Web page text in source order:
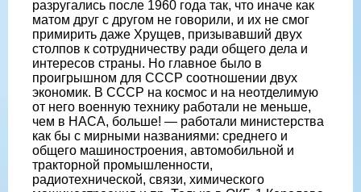
разругались после 1960 года так, что иначе как
матом друг с другом не говорили, и их не смог
примирить даже Хрущев, призывавший двух
столпов к сотрудничеству ради общего дела и
интересов страны. Но главное было в
проигрышном для СССР соотношении двух
экономик. В СССР на космос и на неотделимую
от него военную технику работали не меньше,
чем в НАСА, больше! — работали министерства
как бы с мирными названиями: среднего и
общего машиностроения, автомобильной и
тракторной промышленности,
радиотехнической, связи, химического